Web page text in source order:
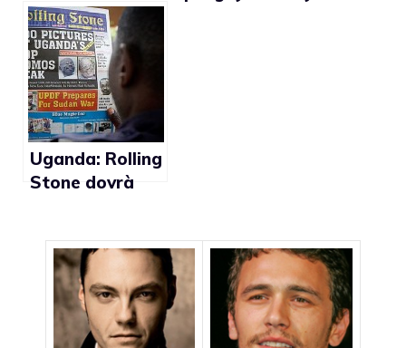
censurano siti
gay
Uganda: Rolling
Stone dovrà